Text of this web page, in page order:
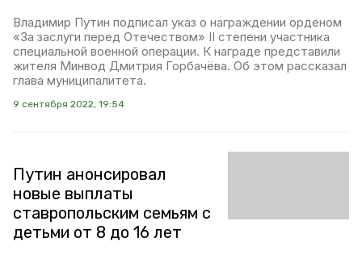
Владимир Путин подписал указ о награждении орденом
«За заслуги перед Отечеством» II степени участника
специальной военной операции. К награде представили
жителя Минвод Дмитрия Горбачёва. Об этом рассказал
глава муниципалитета.
9 сентября 2022, 19:54
Путин анонсировал
новые выплаты
ставропольским семьям с
детьми от 8 до 16 лет